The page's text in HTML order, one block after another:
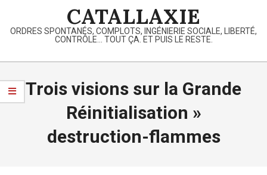
content
CATALLAXIE
ORDRES SPONTANÉS, COMPLOTS, INGÉNIERIE SOCIALE, LIBERTÉ,
CONTRÔLE… TOUT ÇA. ET PUIS LE RESTE.
Primary
Menu
Trois visions sur la Grande
Réinitialisation »
destruction-flammes